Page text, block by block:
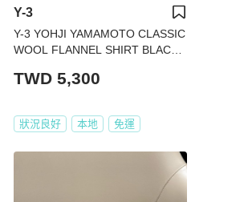
Y-3
Y-3 YOHJI YAMAMOTO CLASSIC
WOOL FLANNEL SHIRT BLACK
TWD 5,300
狀況良好 本地 免運